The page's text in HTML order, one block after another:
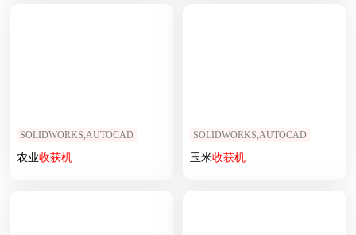
SOLIDWORKS,AUTOCAD
农业收获机
SOLIDWORKS,AUTOCAD
玉米收获机